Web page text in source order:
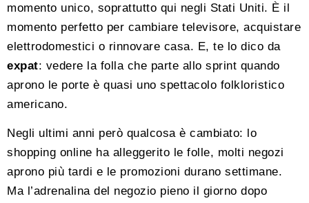
momento unico, soprattutto qui negli Stati Uniti. È il
momento perfetto per cambiare televisore, acquistare
elettrodomestici o rinnovare casa. E, te lo dico da
expat: vedere la folla che parte allo sprint quando
aprono le porte è quasi uno spettacolo folkloristico
americano.
Negli ultimi anni però qualcosa è cambiato: lo
shopping online ha alleggerito le folle, molti negozi
aprono più tardi e le promozioni durano settimane.
Ma l’adrenalina del negozio pieno il giorno dopo